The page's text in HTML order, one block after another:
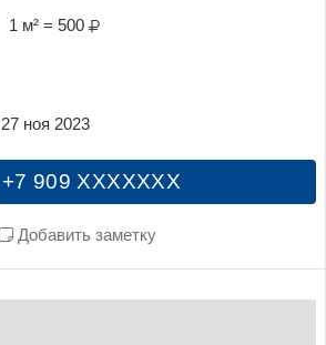
1 м² = 500
+7 909 XXXXXXX
Добавить заметку
27 ноя 2023